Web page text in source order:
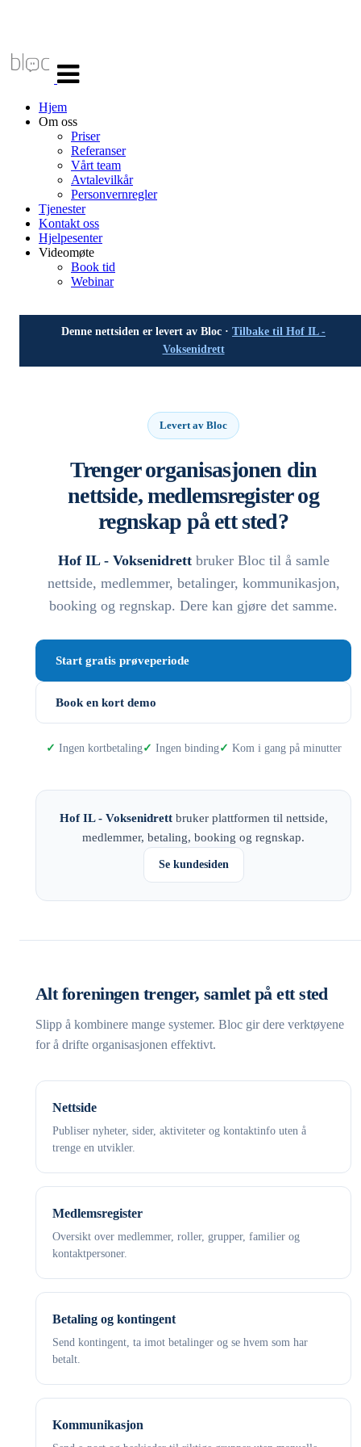
navigasjon
Hjem
Om oss
Priser
Referanser
Vårt team
Avtalevilkår
Personvernregler
Tjenester
Kontakt oss
Hjelpesenter
Videomøte
Book tid
Webinar
Denne nettsiden er levert av Bloc · Tilbake til Hof IL -
Voksenidrett
Levert av Bloc
Trenger organisasjonen din
nettside, medlemsregister og
regnskap på ett sted?
Hof IL - Voksenidrettbruker Bloc til å samle
nettside, medlemmer, betalinger, kommunikasjon,
booking og regnskap. Dere kan gjøre det samme.
Start gratis prøveperiode
Book en kort demo
Ingen kortbetaling Ingen binding Kom i gang på minutter
Hof IL - Voksenidrettbruker plattformen til nettside,
medlemmer, betaling, booking og regnskap.
Se kundesiden
Alt foreningen trenger, samlet på ett sted
Slipp å kombinere mange systemer. Bloc gir dere verktøyene
for å drifte organisasjonen effektivt.
Nettside
Publiser nyheter, sider, aktiviteter og kontaktinfo uten å
trenge en utvikler.
Medlemsregister
Oversikt over medlemmer, roller, grupper, familier og
kontaktpersoner.
Betaling og kontingent
Send kontingent, ta imot betalinger og se hvem som har
betalt.
Kommunikasjon